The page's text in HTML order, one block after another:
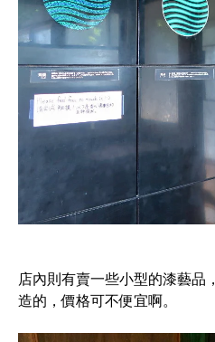
店內則有賣一些小型的漆藝品
造的，價格可不便宜啊。